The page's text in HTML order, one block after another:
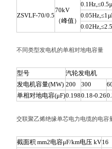
ZSVLF-70/0.5
70kV
（峰值）
不同类型发电机的单相对地电容量
型号
汽轮发电机
发电机容量(MW) 200 300
单相对地电容(μF)0.1980.18-0.26
交联聚乙烯绝缘单芯电力电缆的电容
截面积 mm2电容μF/km电压 kV16